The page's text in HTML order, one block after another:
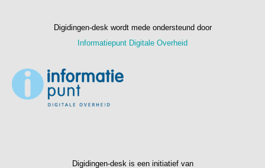
Digidingen-desk wordt mede ondersteund door
Informatiepunt Digitale Overheid
Digidingen-desk is een initiatief van